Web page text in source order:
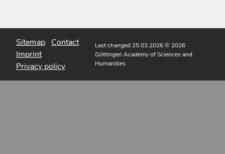
Sitemap Contact
Imprint
Privacy policy
Last changed 25.03.2026© 2026
Göttingen Academy of Sciences and
Humanities